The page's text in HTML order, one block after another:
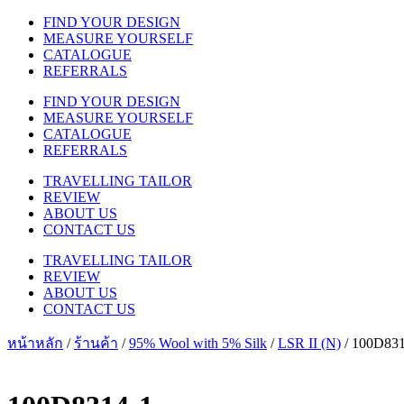
FIND YOUR DESIGN
MEASURE YOURSELF
CATALOGUE
REFERRALS
FIND YOUR DESIGN
MEASURE YOURSELF
CATALOGUE
REFERRALS
TRAVELLING TAILOR
REVIEW
ABOUT US
CONTACT US
TRAVELLING TAILOR
REVIEW
ABOUT US
CONTACT US
หน้าหลัก / ร้านค้า /95% Wool with 5% Silk /LSR II (N) /